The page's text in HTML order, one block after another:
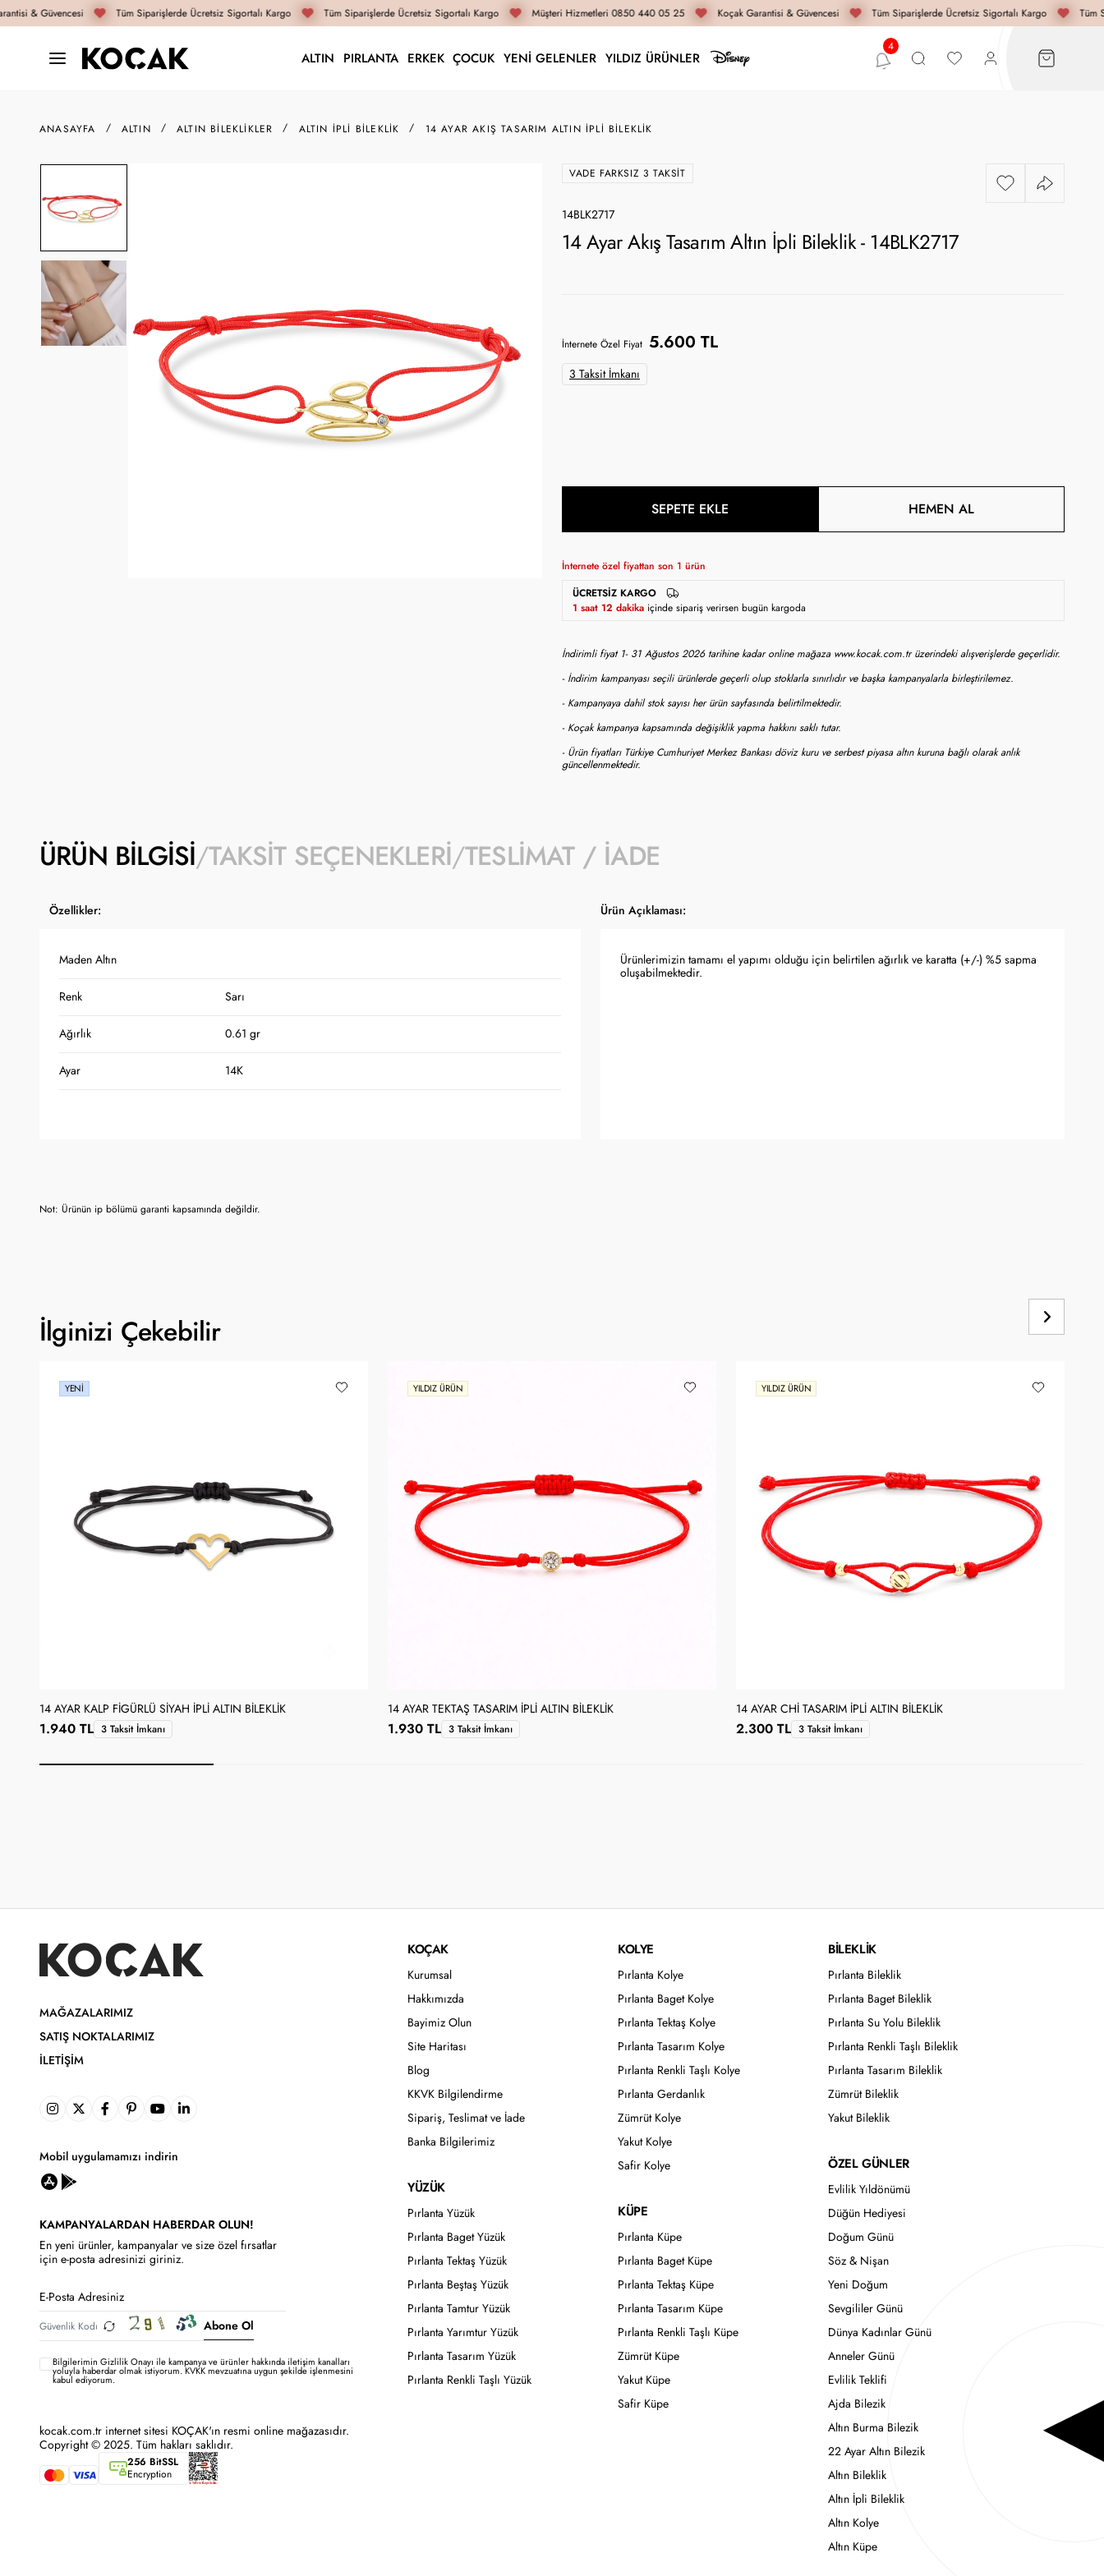
& Güvencesi Tüm Siparişlerde Ücretsiz Sigortalı Kargo Tüm Siparişlerde Ücretsiz Sigortalı Kargo Müşteri Hizmetleri 0850 440 05 25 Koçak Garantisi & Güvencesi Tüm Siparişlerde Ücretsiz Sigortalı Kargo Tüm
ALTIN PIRLANTA ERKEK ÇOCUK YENİ GELENLER YILDIZ ÜRÜNLER
ANASAYFA ALTIN ALTIN BILEKLIKLER ALTIN İPLI BILEKLIK 14 AYAR AKIŞ TASARIM ALTIN İPLI BILEKLIK
VADE FARKSIZ 3 TAKSIT
14BLK2717
14 Ayar Akış Tasarım Altın İpli Bileklik - 14BLK2717
İnternete Özel Fiyat 5.600 TL
3 Taksit İmkanı
SEPETE EKLE HEMEN AL
İnternete özel fiyattan son 1 ürün
ÜCRETSIZ KARGO
1 saat 12 dakika içinde sipariş verirsen bugün kargoda
İndirimli fiyat 1- 31 Ağustos 2026 tarihine kadar online mağaza www.kocak.com.tr üzerindeki alışverişlerde geçerlidir.
- İndirim kampanyası seçili ürünlerde geçerli olup stoklarla sınırlıdır ve başka kampanyalarla birleştirilemez.
- Kampanyaya dahil stok sayısı her ürün sayfasında belirtilmektedir.
- Koçak kampanya kapsamında değişiklik yapma hakkını saklı tutar.
- Ürün fiyatları Türkiye Cumhuriyet Merkez Bankası döviz kuru ve serbest piyasa altın kuruna bağlı olarak anlık
güncellenmektedir.
ÜRÜN BILGISI TAKSIT SEÇENEKLERI TESLIMAT / İADE
Özellikler: Ürün Açıklaması:
Maden Altın
Renk Sarı
Ağırlık 0.61 gr
Ayar 14K
Ürünlerimizin tamamı el yapımı olduğu için belirtilen ağırlık ve karatta (+/-) %5 sapma
oluşabilmektedir.
Not: Ürünün ip bölümü garanti kapsamında değildir.
İlginizi Çekebilir
YENI
14 AYAR KALP FIGÜRLÜ SIYAH İPLI ALTIN BILEKLIK
1.940 TL 3 Taksit İmkanı
YILDIZ ÜRÜN
14 AYAR TEKTAŞ TASARIM İPLI ALTIN BILEKLIK
1.930 TL 3 Taksit İmkanı
YILDIZ ÜRÜN
14 AYAR CHI TASARIM İPLI ALTIN BILEKLIK
2.300 TL 3 Taksit İmkanı
MAĞAZALARIMIZ
SATIŞ NOKTALARIMIZ
İLETIŞIM
Mobil uygulamamızı indirin
KAMPANYALARDAN HABERDAR OLUN!
En yeni ürünler, kampanyalar ve size özel fırsatlar
için e-posta adresinizi giriniz.
Abone Ol
Bilgilerimin Gizlilik Onayı ile kampanya ve ürünler hakkında iletişim kanalları
yoluyla haberdar olmak istiyorum.KVKK mevzuatına uygun şekilde işlenmesini
kabul ediyorum.
kocak.com.tr internet sitesi KOÇAK'ın resmi online mağazasıdır.
Copyright © 2025. Tüm hakları saklıdır.
256 BitSSL
Encryption
KOÇAK
Kurumsal
Hakkımızda
Bayimiz Olun
Site Haritası
Blog
KKVK Bilgilendirme
Sipariş, Teslimat ve İade
Banka Bilgilerimiz
YÜZÜK
Pırlanta Yüzük
Pırlanta Baget Yüzük
Pırlanta Tektaş Yüzük
Pırlanta Beştaş Yüzük
Pırlanta Tamtur Yüzük
Pırlanta Yarımtur Yüzük
Pırlanta Tasarım Yüzük
Pırlanta Renkli Taşlı Yüzük
KOLYE
Pırlanta Kolye
Pırlanta Baget Kolye
Pırlanta Tektaş Kolye
Pırlanta Tasarım Kolye
Pırlanta Renkli Taşlı Kolye
Pırlanta Gerdanlık
Zümrüt Kolye
Yakut Kolye
Safir Kolye
KÜPE
Pırlanta Küpe
Pırlanta Baget Küpe
Pırlanta Tektaş Küpe
Pırlanta Tasarım Küpe
Pırlanta Renkli Taşlı Küpe
Zümrüt Küpe
Yakut Küpe
Safir Küpe
BİLEKLİK
Pırlanta Bileklik
Pırlanta Baget Bileklik
Pırlanta Su Yolu Bileklik
Pırlanta Renkli Taşlı Bileklik
Pırlanta Tasarım Bileklik
Zümrüt Bileklik
Yakut Bileklik
ÖZEL GÜNLER
Evlilik Yıldönümü
Düğün Hediyesi
Doğum Günü
Söz & Nişan
Yeni Doğum
Sevgililer Günü
Dünya Kadınlar Günü
Anneler Günü
Evlilik Teklifi
Ajda Bilezik
Altın Burma Bilezik
22 Ayar Altın Bilezik
Altın Bileklik
Altın İpli Bileklik
Altın Kolye
Altın Küpe